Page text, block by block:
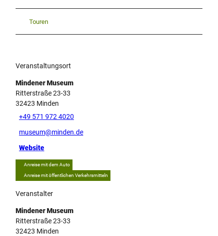
Touren
Veranstaltungsort
Mindener Museum
Ritterstraße 23-33
32423 Minden
+49 571 972 4020
museum@minden.de
Website
Anreise mit dem Auto
Anreise mit öffentlichen Verkehrsmitteln
Veranstalter
Mindener Museum
Ritterstraße 23-33
32423 Minden